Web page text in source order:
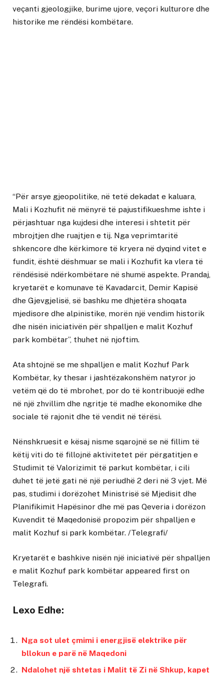
veçanti gjeologjike, burime ujore, veçori kulturore dhe
historike me rëndësi kombëtare.
“Për arsye gjeopolitike, në tetë dekadat e kaluara,
Mali i Kozhufit në mënyrë të pajustifikueshme ishte i
përjashtuar nga kujdesi dhe interesi i shtetit për
mbrojtjen dhe ruajtjen e tij. Nga veprimtaritë
shkencore dhe kërkimore të kryera në dyqind vitet e
fundit, është dëshmuar se mali i Kozhufit ka vlera të
rëndësisë ndërkombëtare në shumë aspekte. Prandaj,
kryetarët e komunave të Kavadarcit, Demir Kapisë
dhe Gjevgjelisë, së bashku me dhjetëra shoqata
mjedisore dhe alpinistike, morën një vendim historik
dhe nisën iniciativën për shpalljen e malit Kozhuf
park kombëtar”, thuhet në njoftim.
Ata shtojnë se me shpalljen e malit Kozhuf Park
Kombëtar, ky thesar i jashtëzakonshëm natyror jo
vetëm që do të mbrohet, por do të kontribuojë edhe
në një zhvillim dhe ngritje të madhe ekonomike dhe
sociale të rajonit dhe të vendit në tërësi.
Nënshkruesit e kësaj nisme sqarojnë se në fillim të
këtij viti do të fillojnë aktivitetet për përgatitjen e
Studimit të Valorizimit të parkut kombëtar, i cili
duhet të jetë gati në një periudhë 2 deri në 3 vjet. Më
pas, studimi i dorëzohet Ministrisë së Mjedisit dhe
Planifikimit Hapësinor dhe më pas Qeveria i dorëzon
Kuvendit të Maqedonisë propozim për shpalljen e
malit Kozhuf si park kombëtar. /Telegrafi/
Kryetarët e bashkive nisën një iniciativë për shpalljen
e malit Kozhuf park kombëtar appeared first on
Telegrafi.
Lexo Edhe:
Nga sot ulet çmimi i energjisë elektrike për
bllokun e parë në Maqedoni
Ndalohet një shtetas i Malit të Zi në Shkup, kapet